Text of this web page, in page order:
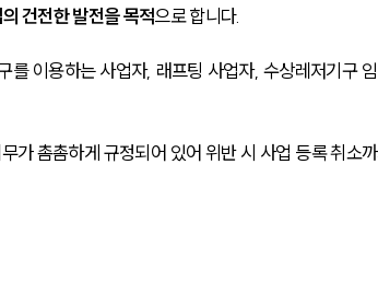
건전한 발전을 목적으로 합니다.
를 이용하는 사업자, 래프팅 사업자, 수상레저기구
가 촘촘하게 규정되어 있어 위반 시 사업 등록 취소